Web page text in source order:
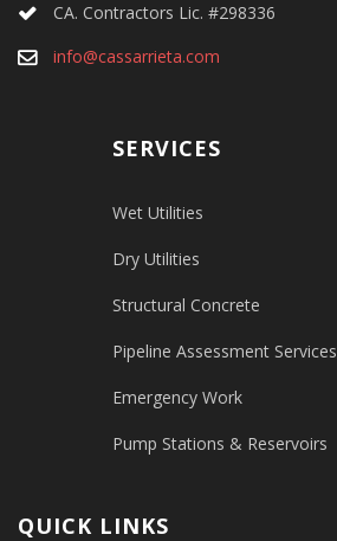
CA. Contractors Lic. #298336
info@cassarrieta.com
SERVICES
Wet Utilities
Dry Utilities
Structural Concrete
Pipeline Assessment Services
Emergency Work
Pump Stations & Reservoirs
QUICK LINKS